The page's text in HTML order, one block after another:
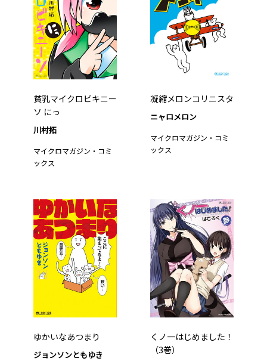
貧乳マイクロビキニー
ソ にっ
川村拓
マイクロマガジン・コミ
ックス
凝縮メロンコリニスタ
ニャロメロン
マイクロマガジン・コミ
ックス
ゆかいなあつまり
ジョンソンともゆき
くノ一はじめました！
（3巻）